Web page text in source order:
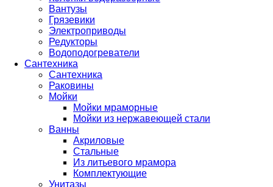
Вантузы
Грязевики
Электроприводы
Редукторы
Водоподогреватели
Сантехника
Сантехника
Раковины
Мойки
Мойки мраморные
Мойки из нержавеющей стали
Ванны
Акриловые
Стальные
Из литьевого мрамора
Комплектующие
Унитазы